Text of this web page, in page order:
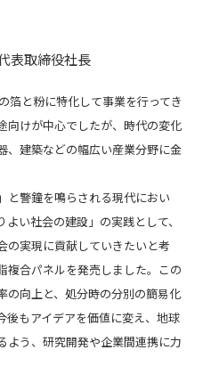
表取締役社長
箔と粉に特化して事業を行ってき
向けが中心でしたが、時代の変化
、建築などの幅広い産業分野に金
と警鐘を鳴らされる現代におい
い社会の建設」の実践として、
の実現に貢献していきたいと考
複合パネルを発売しました。この
の向上と、処分時の分別の簡易化
後もアイデアを価値に変え、地球
よう、研究開発や企業間連携に力